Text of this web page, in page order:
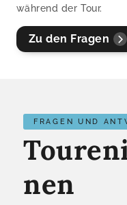
während der Tour.​
Zu den Fragen
FRAGEN UND
nen